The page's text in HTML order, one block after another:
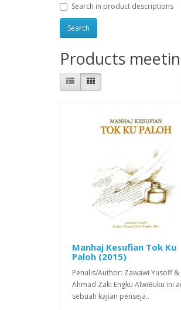
Search in product descriptions
Products
Manhaj Kesufian Tok Ku
Paloh (2015)
Penulis/Author: Zawawi Yusoff &
Ahmad Zaki Engku AlwiBuku ini
sebuah kajian penseja..